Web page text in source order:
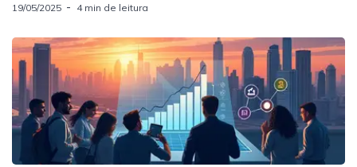
19/05/2025 4 min de leitura